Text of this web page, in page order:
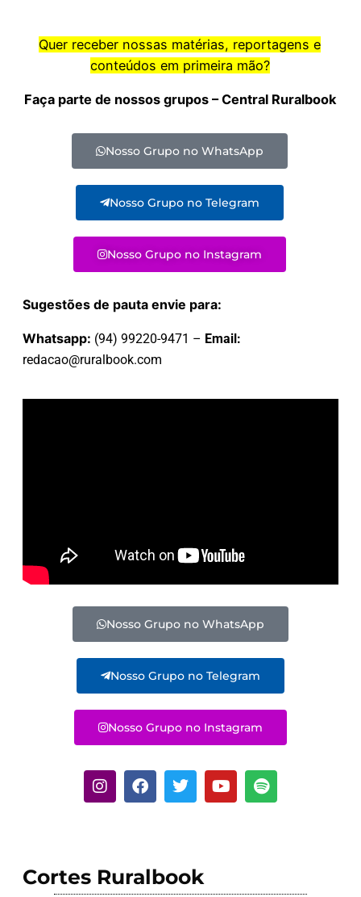
Quer receber nossas matérias, reportagens e
conteúdos em primeira mão?
Faça parte de nossos grupos – Central Ruralbook
Nosso Grupo no WhatsApp
Nosso Grupo no Telegram
Nosso Grupo no Instagram
Sugestões de pauta envie para:
Whatsapp: (94) 99220-9471 – Email:
redacao@ruralbook.com
Nosso Grupo no WhatsApp
Nosso Grupo no Telegram
Nosso Grupo no Instagram
Cortes Ruralbook